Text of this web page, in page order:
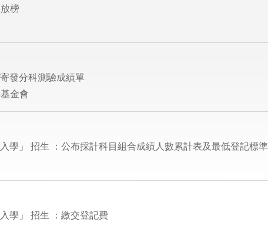
榜
發分科測驗成績單
金會
學」 招生 ：公布採計科目組合成績人數累計表及最低登記標準
學」 招生 ：繳交登記費